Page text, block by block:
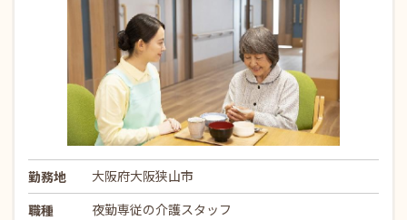
勤務地
大阪府大阪狭山市
職種
夜勤専従の介護スタッフ